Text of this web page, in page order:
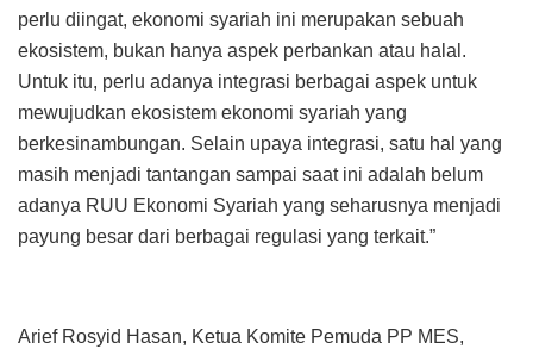
perlu diingat, ekonomi syariah ini merupakan sebuah
ekosistem, bukan hanya aspek perbankan atau halal.
Untuk itu, perlu adanya integrasi berbagai aspek untuk
mewujudkan ekosistem ekonomi syariah yang
berkesinambungan. Selain upaya integrasi, satu hal yang
masih menjadi tantangan sampai saat ini adalah belum
adanya RUU Ekonomi Syariah yang seharusnya menjadi
payung besar dari berbagai regulasi yang terkait.”
Arief Rosyid Hasan, Ketua Komite Pemuda PP MES,